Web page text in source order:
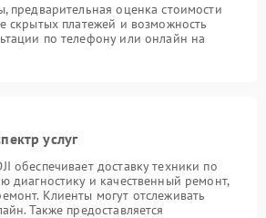
предварительная оценка стоимости
скрытых платежей и возможность
по телефону или онлайн на
услуг
обеспечивает доставку техники по
диагностику и качественный ремонт,
Клиенты могут отслеживать
Также предоставляется